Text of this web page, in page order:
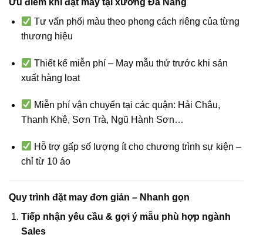
Ưu điểm khi đặt may tại xưởng Đà Nẵng
Tư vấn phối màu theo phong cách riêng của từng
thương hiệu
Thiết kế miễn phí – May mẫu thử trước khi sản
xuất hàng loạt
Miễn phí vận chuyển tại các quận: Hải Châu,
Thanh Khê, Sơn Trà, Ngũ Hành Sơn…
Hỗ trợ gấp số lượng ít cho chương trình sự kiện –
chỉ từ 10 áo
Quy trình đặt may đơn giản – Nhanh gọn
Tiếp nhận yêu cầu & gợi ý mẫu phù hợp ngành
Sales